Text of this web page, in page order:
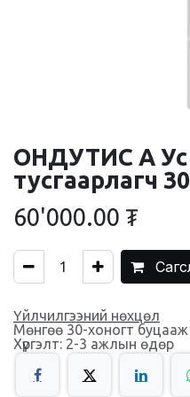
ОНДУТИС А Ус
тусгаарлагч
60'000.00 ₮
Үйлчилгээний нөхцөл
Мөнгөө 30-хоногт буцааж
Хүргэлт: 2-3 ажлын өдөр